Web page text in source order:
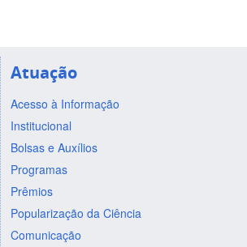
Atuação
Acesso à Informação
Institucional
Bolsas e Auxílios
Programas
Prêmios
Popularização da Ciência
Comunicação